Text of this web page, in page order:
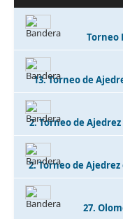
Torneo
13. Torneo de
2. Torneo de
2. Torneo de Ajedrez
27.